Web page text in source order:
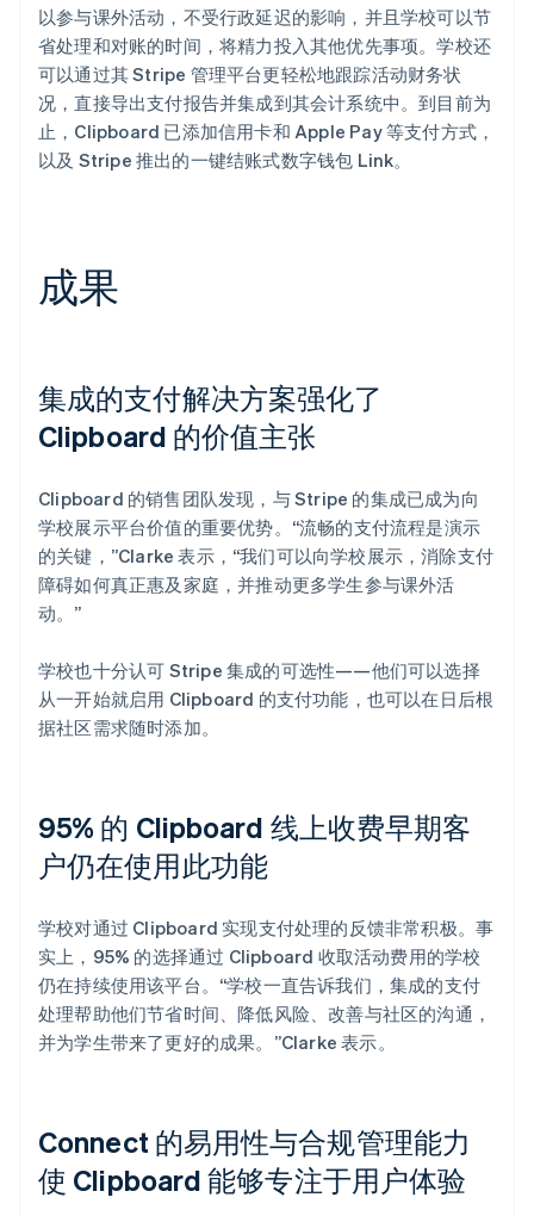
以参与课外活动，不受行政延迟的影响，并且学校可以节
省处理和对账的时间，将精力投入其他优先事项。学校还
可以通过其 Stripe 管理平台更轻松地跟踪活动财务状
况，直接导出支付报告并集成到其会计系统中。到目前为
止，Clipboard 已添加信用卡和 Apple Pay 等支付方式，
以及 Stripe 推出的一键结账式数字钱包 Link。
成果
集成的支付解决方案强化了
Clipboard 的价值主张
Clipboard 的销售团队发现，与 Stripe 的集成已成为向
学校展示平台价值的重要优势。“流畅的支付流程是演示
的关键，”Clarke 表示，“我们可以向学校展示，消除支付
障碍如何真正惠及家庭，并推动更多学生参与课外活
动。”
学校也十分认可 Stripe 集成的可选性——他们可以选择
从一开始就启用 Clipboard 的支付功能，也可以在日后根
据社区需求随时添加。
95% 的 Clipboard 线上收费早期客
户仍在使用此功能
学校对通过 Clipboard 实现支付处理的反馈非常积极。事
实上，95% 的选择通过 Clipboard 收取活动费用的学校
仍在持续使用该平台。“学校一直告诉我们，集成的支付
处理帮助他们节省时间、降低风险、改善与社区的沟通，
并为学生带来了更好的成果。”Clarke 表示。
Connect 的易用性与合规管理能力
使 Clipboard 能够专注于用户体验